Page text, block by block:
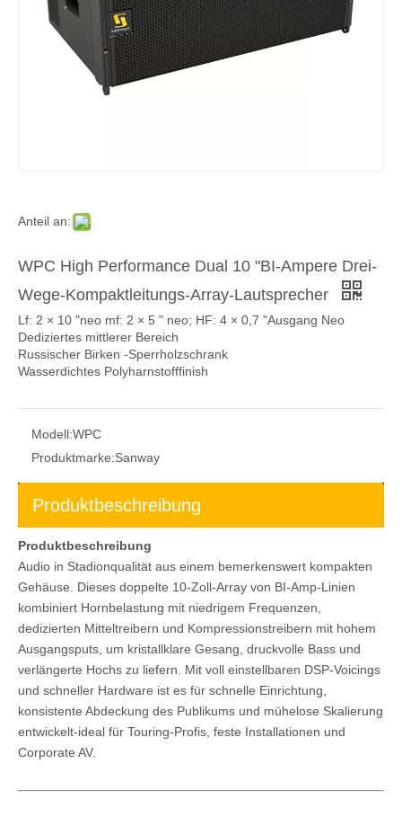
Anteil an:
WPC High Performance Dual 10 "BI-Ampere Drei-
Wege-Kompaktleitungs-Array-Lautsprecher
Lf: 2 × 10 "neo mf: 2 × 5 " neo; HF: 4 × 0,7 "Ausgang Neo
Dediziertes mittlerer Bereich
Russischer Birken -Sperrholzschrank
Wasserdichtes Polyharnstofffinish
Modell:WPC
Produktmarke:Sanway
Produktbeschreibung
Produktbeschreibung
Audio in Stadionqualität aus einem bemerkenswert kompakten
Gehäuse. Dieses doppelte 10-Zoll-Array von BI-Amp-Linien
kombiniert Hornbelastung mit niedrigem Frequenzen,
dedizierten Mitteltreibern und Kompressionstreibern mit hohem
Ausgangsputs, um kristallklare Gesang, druckvolle Bass und
verlängerte Hochs zu liefern. Mit voll einstellbaren DSP-Voicings
und schneller Hardware ist es für schnelle Einrichtung,
konsistente Abdeckung des Publikums und mühelose Skalierung
entwickelt-ideal für Touring-Profis, feste Installationen und
Corporate AV.